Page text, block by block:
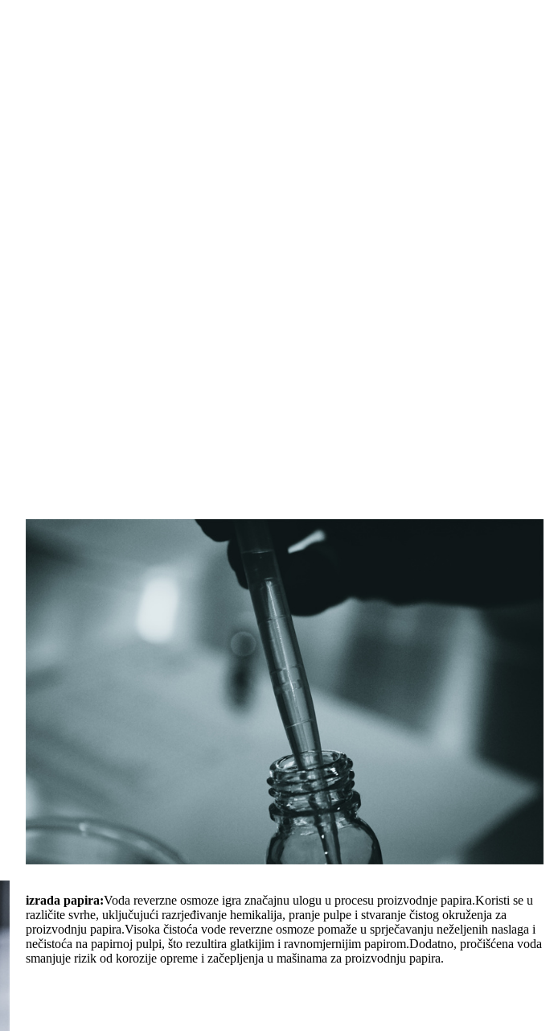
izrada papira:Voda reverzne osmoze igra značajnu ulogu u procesu proizvodnje papira.Koristi se u
različite svrhe, uključujući razrjeđivanje hemikalija, pranje pulpe i stvaranje čistog okruženja za
proizvodnju papira.Visoka čistoća vode reverzne osmoze pomaže u sprječavanju neželjenih naslaga i
nečistoća na papirnoj pulpi, što rezultira glatkijim i ravnomjernijim papirom.Dodatno, pročišćena voda
smanjuje rizik od korozije opreme i začepljenja u mašinama za proizvodnju papira.